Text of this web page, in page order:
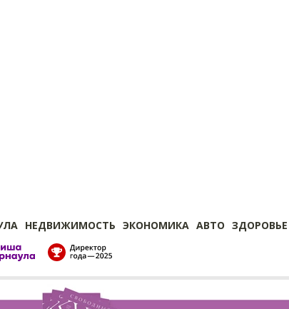
НЕДВИЖИМОСТЬ ЭКОНОМИКА АВТО ЗДОРОВЬЕ